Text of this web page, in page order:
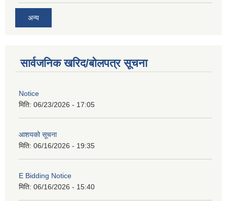
अन्य
सार्वजनिक खरिद/बोलपत्र सूचना
Notice
मिति: 06/23/2026 - 17:05
आशयको सूचना
मिति: 06/16/2026 - 19:35
E Bidding Notice
मिति: 06/16/2026 - 15:40